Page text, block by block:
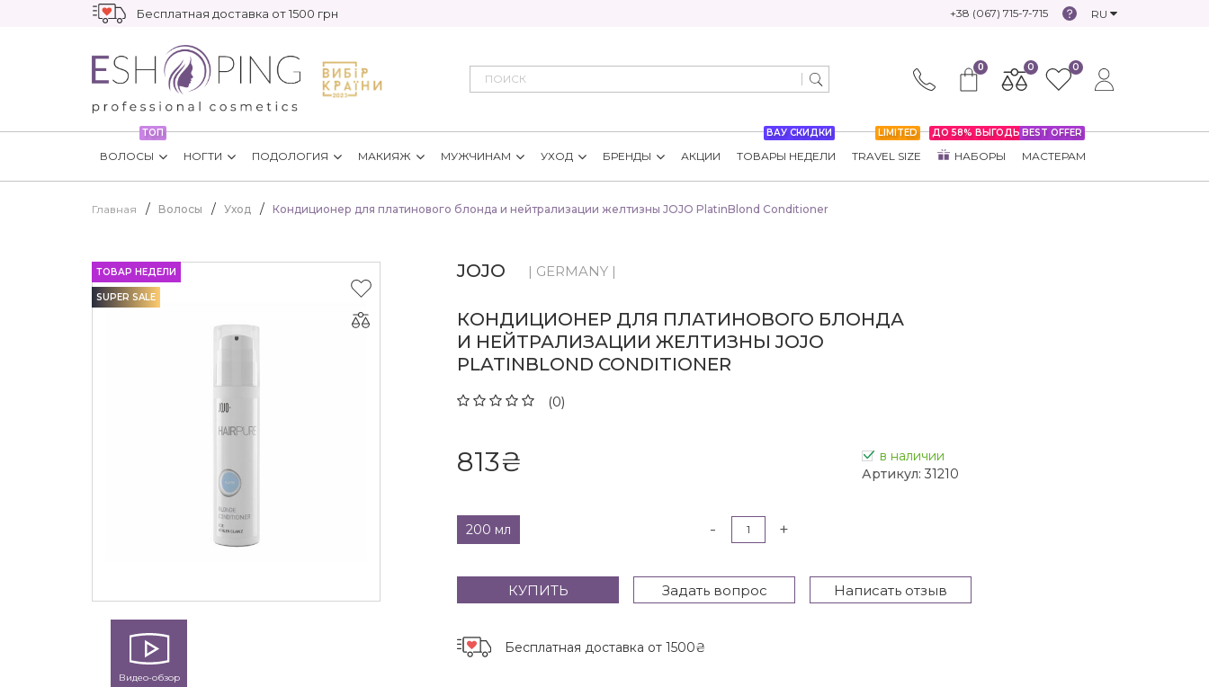
Бесплатная доставка от 1500 грн +38 (067) 715-7-715 RU
0 0 0
ТОП
ВОЛОСЫ НОГТИ ПОДОЛОГИЯ МАКИЯЖ МУЖЧИНАМ УХОД БРЕНДЫ АКЦИИ
ВАУ СКИДКИ
ТОВАРЫ НЕДЕЛИ
LIMITED
TRAVEL SIZE
ДО 58% ВЫГОДЫ
НАБОРЫ
BEST OFFER
МАСТЕРАМ
Главная Волосы Уход Кондиционер для платинового блонда и нейтрализации желтизны JOJO PlatinBlond Conditioner
ТОВАР НЕДЕЛИ
SUPER SALE
Видео-обзор
JOJO | GERMANY |
КОНДИЦИОНЕР ДЛЯ ПЛАТИНОВОГО БЛОНДА
И НЕЙТРАЛИЗАЦИИ ЖЕЛТИЗНЫ JOJO
PLATINBLOND CONDITIONER
(0)
813₴
в наличии
Артикул: 31210
200 мл - +
КУПИТЬ Задать вопрос Написать отзыв
Бесплатная доставка от 1500₴